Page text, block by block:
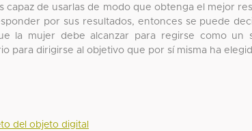
capaz de usarlas de modo que obtenga el mejor
por sus resultados, entonces se puede
la mujer debe alcanzar para regirse como un
para dirigirse al objetivo que por sí misma ha
del objeto digital